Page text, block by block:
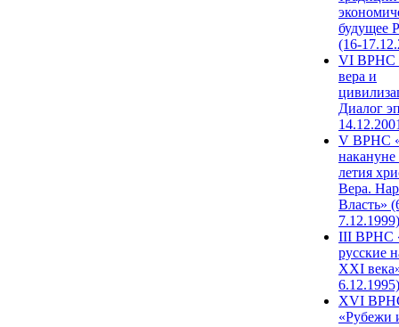
будущее
(16-
VI ВРНС
вера и
Диалог
V ВРНС
накануне
летия
Вера.
Власть»
7.12.1999)
III ВРНС
русские
XXI
6.12.1995)
XVI
«Рубежи